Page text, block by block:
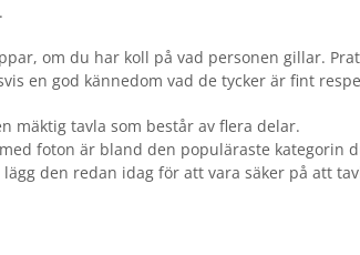
om du har koll på vad personen gillar.
en god kännedom vad de tycker är fint
mäktig tavla som består av flera delar.
foton är bland den populäraste kategorin
den redan idag för att vara säker på att